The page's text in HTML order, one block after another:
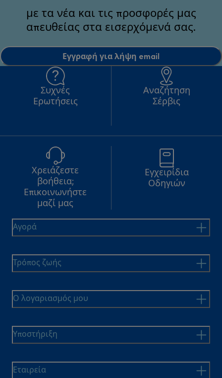
με τα νέα και τις προσφορές μας
απευθείας στα εισερχόμενά σας.
Εγγραφή για λήψη email
Συχνές
Ερωτήσεις
Αναζήτηση
Σέρβις
Χρειάζεστε
βοήθεια;
Επικοινωνήστε
μαζί μας
Εγχειρίδια
Οδηγιών
Αγορά
Τρόπος ζωής
Ο λογαριασμός μου
Υποστήριξη
Εταιρεία